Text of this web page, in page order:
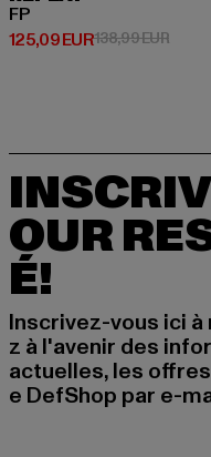
FP
125,09 EUR
Prix courant: 125,09 EUR
138,99 EURPrix
OUR
É!
Inscrivez-vous ici
z à l'avenir des
actuelles, les
e DefShop par e-